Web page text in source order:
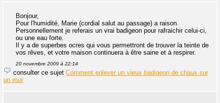
Bonjour,
Pour l'humidité, Marie (cordial salut au passage) a raison.
Personnellement je referais un vrai badigeon pour rafraichir celui-ci,
ou une eau forte.
Il y a de superbes ocres qui vous permettront de trouver la teinte de
vos rêves, et votre maison continuera à être saine et à respirer.
20 novembre 2009 à 22:14
consulter ce sujet Comment enlever un vieux badigeon de chaux sur
un mur